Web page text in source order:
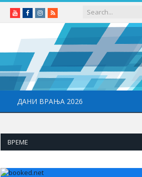
YoutubeFacebookInstagram
RSS
ДАНИ ВРАЊА 2026
ВРЕМЕ